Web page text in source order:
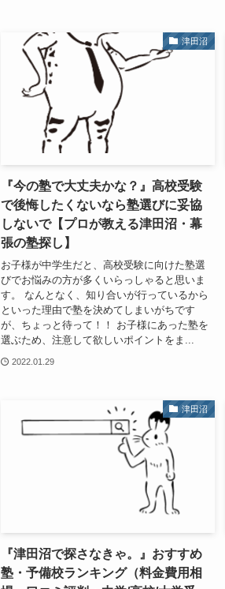
津田沼
『今の塾で大丈夫かな？』高校受験
で後悔したくないなら塾選びに妥協
しないで【プロが教える津田沼・幕
張の塾探し】
お子様が中学生だと、高校受験に向けた塾選
びでお悩みの方が多くいらっしゃると思いま
す。 なんとなく、知り合いが行っているから
といった理由で塾を決めてしまいがちです
が、ちょっと待って！！ お子様にあった塾を
選ぶため、注意して欲しいポイントをま...
2022.01.29
津田沼
『津田沼で探さなきゃ。』おすすめ
塾・予備校ランキング（料金費用相